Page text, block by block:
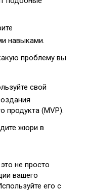
навыками.
проблему вы
свой
продукта (MVP).
жюри в
не просто
вашего
его с